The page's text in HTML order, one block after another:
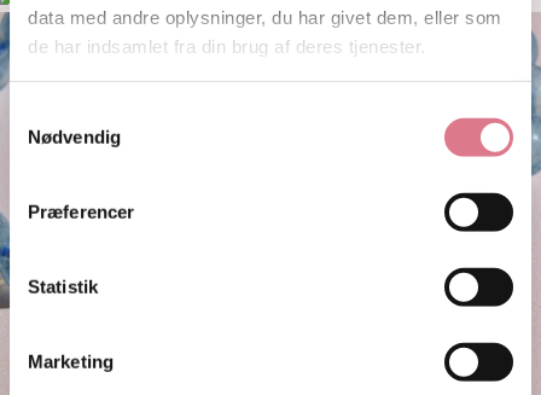
data med andre oplysninger, du har givet dem, eller som
de har indsamlet fra din brug af deres tjenester.
Nødvendig
Præferencer
Statistik
Marketing